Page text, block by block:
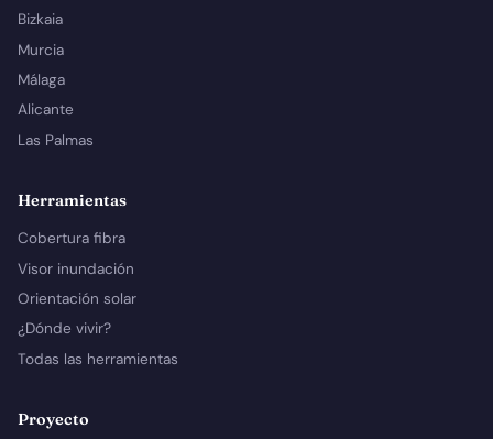
Bizkaia
Murcia
Málaga
Alicante
Las Palmas
Herramientas
Cobertura fibra
Visor inundación
Orientación solar
¿Dónde vivir?
Todas las herramientas
Proyecto